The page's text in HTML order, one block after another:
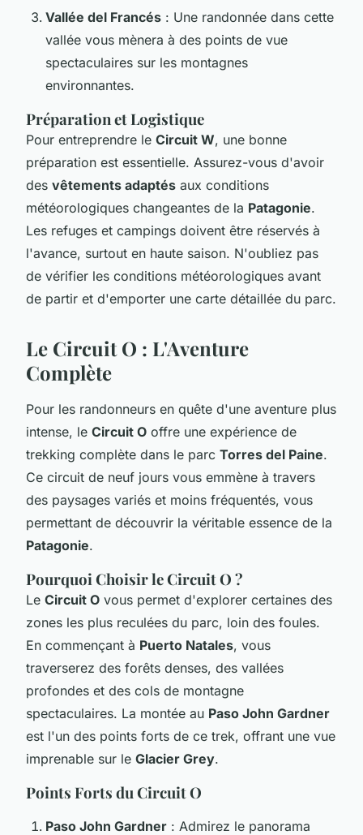
Vallée del Francés : Une randonnée dans cette
vallée vous mènera à des points de vue
spectaculaires sur les montagnes
environnantes.
Préparation et Logistique
Pour entreprendre le Circuit W, une bonne
préparation est essentielle. Assurez-vous d'avoir
des vêtements adaptés aux conditions
météorologiques changeantes de la Patagonie.
Les refuges et campings doivent être réservés à
l'avance, surtout en haute saison. N'oubliez pas
de vérifier les conditions météorologiques avant
de partir et d'emporter une carte détaillée du parc.
Le Circuit O : L'Aventure
Complète
Pour les randonneurs en quête d'une aventure plus
intense, le Circuit O offre une expérience de
trekking complète dans le parc Torres del Paine.
Ce circuit de neuf jours vous emmène à travers
des paysages variés et moins fréquentés, vous
permettant de découvrir la véritable essence de la
Patagonie.
Pourquoi Choisir le Circuit O ?
Le Circuit O vous permet d'explorer certaines des
zones les plus reculées du parc, loin des foules.
En commençant à Puerto Natales, vous
traverserez des forêts denses, des vallées
profondes et des cols de montagne
spectaculaires. La montée au Paso John Gardner
est l'un des points forts de ce trek, offrant une vue
imprenable sur le Glacier Grey.
Points Forts du Circuit O
Paso John Gardner : Admirez le panorama